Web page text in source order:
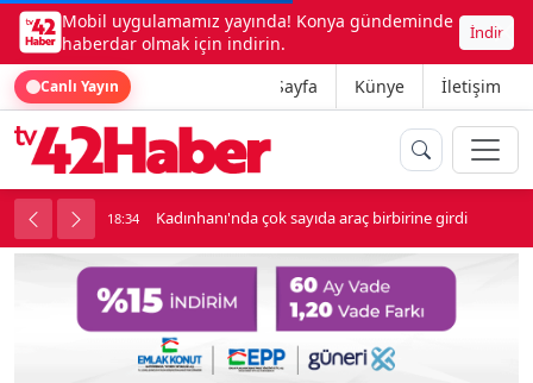
Mobil uygulamamız yayında! Konya gündeminde
haberdar olmak için indirin.
İndir
Canlı Yayın Ana Sayfa Künye İletişim
soygun 18:34 Kadınhanı'nda çok sayıda araç birbirine girdi